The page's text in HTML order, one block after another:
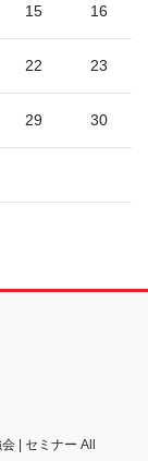
15 16
22 23
29 30
| セミナー All